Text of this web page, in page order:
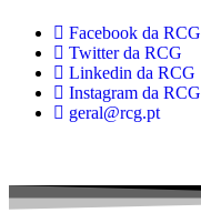
Facebook da RCG
Twitter da RCG
Linkedin da RCG
Instagram da RCG
geral@rcg.pt